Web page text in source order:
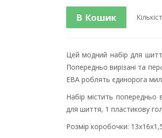
В Кошик
Цей модний набір для
Попередньо вирізані та
ЕВА роблять єдинорога
Набір містить попередньо
для шиття, 1 пластикову
Розмір коробочки: